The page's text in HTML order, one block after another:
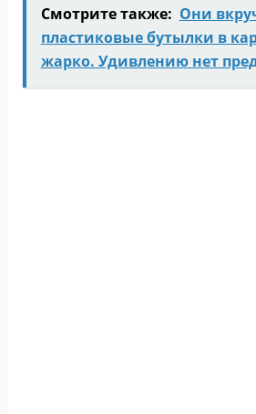
Смотрите также: Они
пластиковые бутылки в
жарко. Удивлению нет